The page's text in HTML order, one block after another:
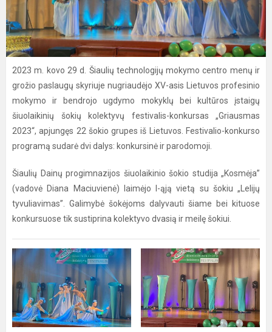
2023 m. kovo 29 d. Šiaulių technologijų mokymo centro menų ir
grožio paslaugų skyriuje nugriaudėjo XV-asis Lietuvos profesinio
mokymo ir bendrojo ugdymo mokyklų bei kultūros įstaigų
šiuolaikinių šokių kolektyvų festivalis-konkursas „Griausmas
2023“, apjungęs 22 šokio grupes iš Lietuvos. Festivalio-konkurso
programą sudarė dvi dalys: konkursinė ir parodomoji.
Šiaulių Dainų progimnazijos šiuolaikinio šokio studija „Kosmėja”
(vadovė Diana Maciuvienė) laimėjo I-ąją vietą su šokiu „Lelijų
tyvuliavimas”. Galimybė šokėjoms dalyvauti šiame bei kituose
konkursuose tik sustiprina kolektyvo dvasią ir meilę šokiui.